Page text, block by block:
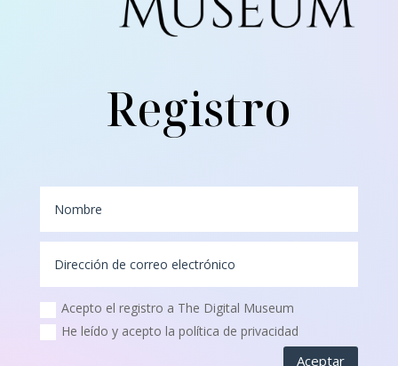
Registro
Acepto el registro a The Digital Museum
He leído y acepto la política de privacidad
Aceptar